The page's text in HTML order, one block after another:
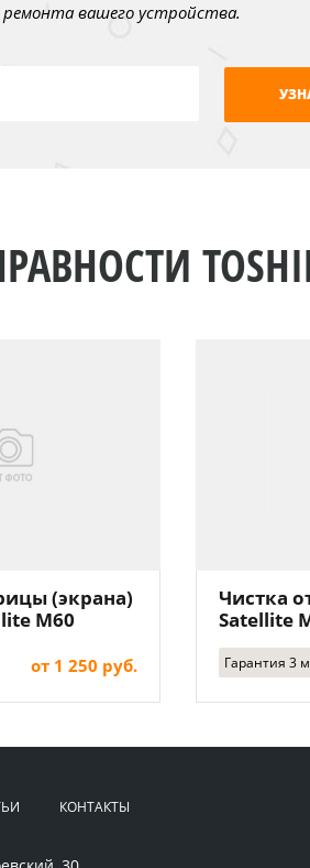
вашего устройства.
(экрана)
M60
от 1 250 руб.
Чистка
Satellite
Гарантия 3
КОНТАКТЫ